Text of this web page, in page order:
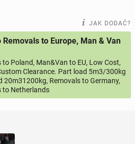
JAK DODAĆ?
Removals to Europe, Man & Van
to Poland, Man&Van to EU, Low Cost,
Clearance. Part load 5m3/300kg
20m31200kg, Removals to Germany,
to Netherlands